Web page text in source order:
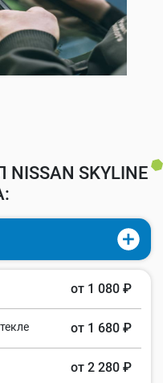
SKYLINE
от 1 080 ₽
от 1 680 ₽
от 2 280 ₽